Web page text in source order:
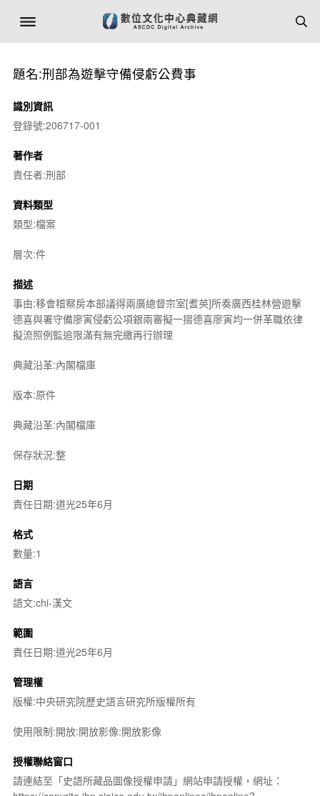
題名:刑部為遊擊守備侵虧公費事
識別資訊
登錄號:206717-001
著作者
責任者:刑部
資料類型
類型:檔案
層次:件
描述
事由:移會稽察房本部議得兩廣總督宗室[耆英]所奏廣西桂林營遊擊
德喜與署守備廖寅侵虧公項銀兩審擬一摺德喜廖寅均一併革職依律
擬流照例監追限滿有無完繳再行辦理
典藏沿革:內閣檔庫
版本:原件
典藏沿革:內閣檔庫
保存狀況:整
日期
責任日期:道光25年6月
格式
數量:1
語言
語文:chi-漢文
範圍
責任日期:道光25年6月
管理權
版權:中央研究院歷史語言研究所版權所有
使用限制:開放:開放影像:開放影像
授權聯絡窗口
請連結至「史語所藏品圖像授權申請」網站申請授權，網址：